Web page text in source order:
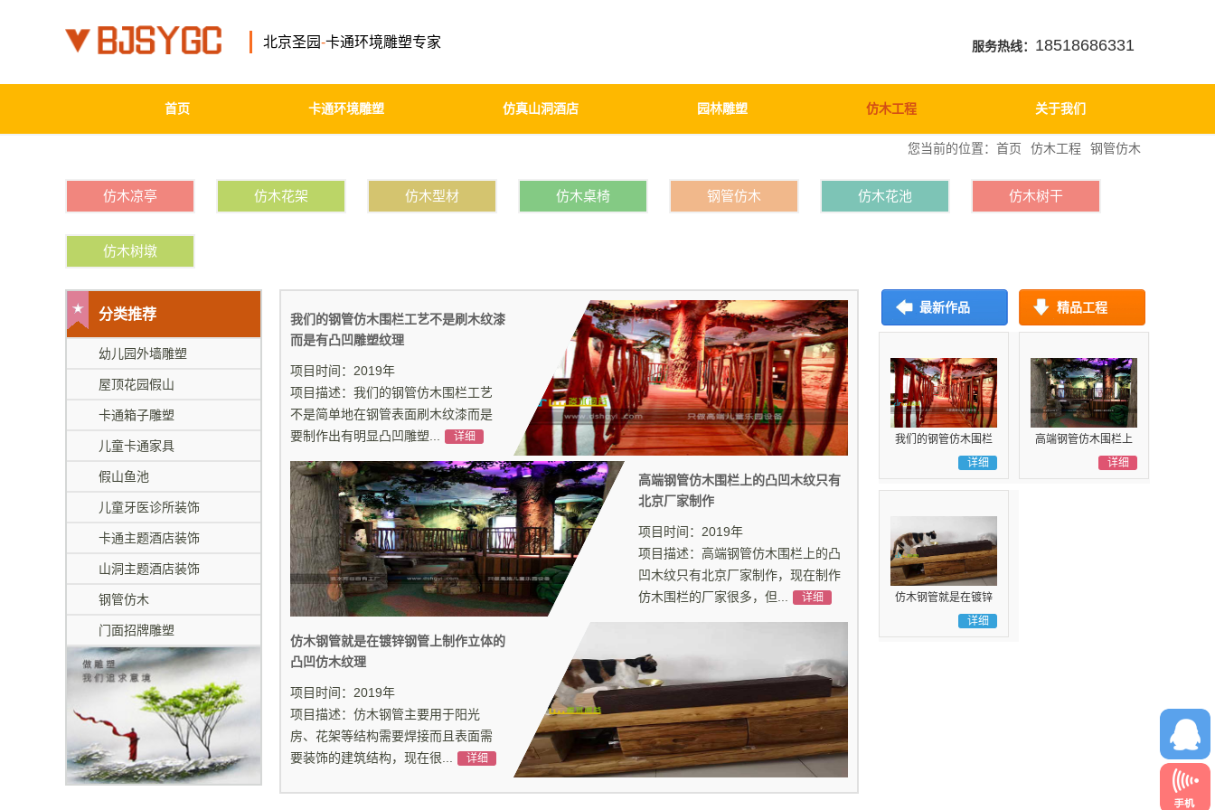
北京圣园-卡通环境雕塑专家 服务热线： 18518686331
首页 卡通环境雕塑 仿真山洞酒店 园林雕塑 仿木工程 关于我们
您当前的位置： 首页 仿木工程 钢管仿木
仿木凉亭 仿木花架 仿木型材 仿木桌椅 钢管仿木 仿木花池 仿木树干
仿木树墩
分类推荐
幼儿园外墙雕塑
屋顶花园假山
卡通箱子雕塑
儿童卡通家具
假山鱼池
儿童牙医诊所装饰
卡通主题酒店装饰
山洞主题酒店装饰
钢管仿木
门面招牌雕塑
我们的钢管仿木围栏工艺不是刷木纹漆
而是有凸凹雕塑纹理
项目时间：2019年
项目描述：我们的钢管仿木围栏工艺
不是简单地在钢管表面刷木纹漆而是
要制作出有明显凸凹雕塑...
详细
高端钢管仿木围栏上的凸凹木纹只有
北京厂家制作
项目时间：2019年
项目描述：高端钢管仿木围栏上的凸
凹木纹只有北京厂家制作，现在制作
仿木围栏的厂家很多，但...
详细
仿木钢管就是在镀锌钢管上制作立体的
凸凹仿木纹理
项目时间：2019年
项目描述：仿木钢管主要用于阳光
房、花架等结构需要焊接而且表面需
要装饰的建筑结构，现在很...
详细
最新作品 精品工程
我们的钢管仿木围栏
工艺不是刷木纹漆而
详细
高端钢管仿木围栏上
的凸凹木纹只有北京
详细
仿木钢管就是在镀锌
钢管上制作立体的凸
详细